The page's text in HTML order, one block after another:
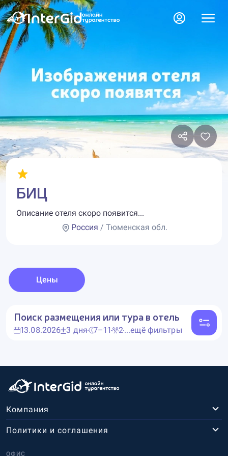
БИЦ
Описание отеля скоро появится...
Россия / Тюменская обл.
Цены
Поиск размещения или тура в отель
13.08.2026 3 дня 7–11 2...ещё фильтры
Компания
ОФИС
Политики и соглашения